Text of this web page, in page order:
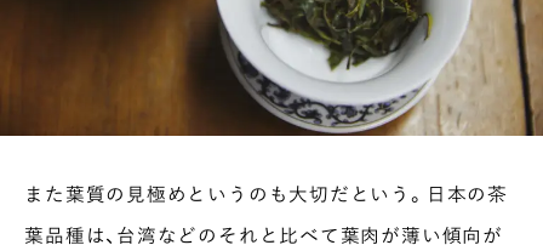
また葉質の見極めというのも大切だという。日本の茶
葉品種は、台湾などのそれと比べて葉肉が薄い傾向が